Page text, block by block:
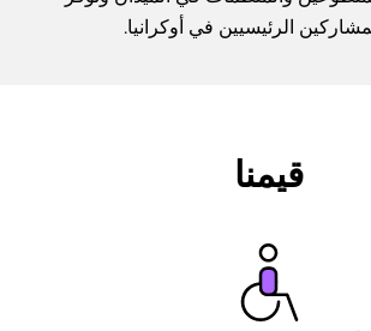
الرئيسيين في أوكرانيا.
قيمنا